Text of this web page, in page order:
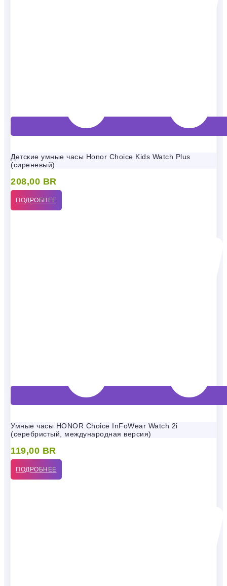
Детские умные часы Honor Choice Kids Watch Plus
(сиреневый)
208,00 BR
ПОДРОБНЕЕ
Умные часы HONOR Choice InFoWear Watch 2i
(серебристый, международная версия)
119,00 BR
ПОДРОБНЕЕ